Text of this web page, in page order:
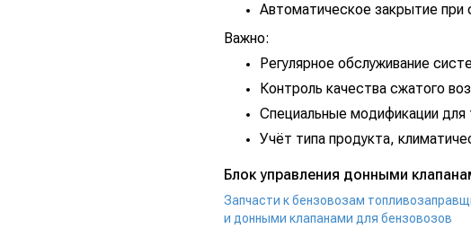
Автоматическое закрытие при
Важно:
Регулярное обслуживание
Контроль качества сжатого
Специальные модификации
Учёт типа продукта,
Блок управления донными
Запчасти к бензовозам
и донными клапанами для бензовозов